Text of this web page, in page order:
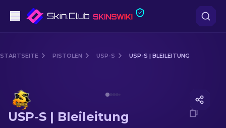
Scharfschützengewehr
STARTSEITE PISTOLEN USP-S USP-S | BLEILEITUNG
USP-S | Bleileitung